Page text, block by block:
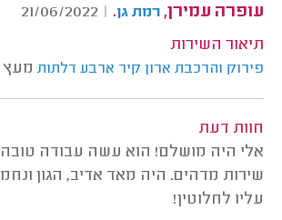
עופרה עמירן, רמת גן.
|
21/06/2022
תיאור השירות
פירוק והרכבת ארון קיר ארבע דלתות מעץ
חוות דעת
אלי היה מושלם! הוא עשה עבודה טובה
שירות מדהים. היה מאד אדיב, הגון
עליו לחלוטין!